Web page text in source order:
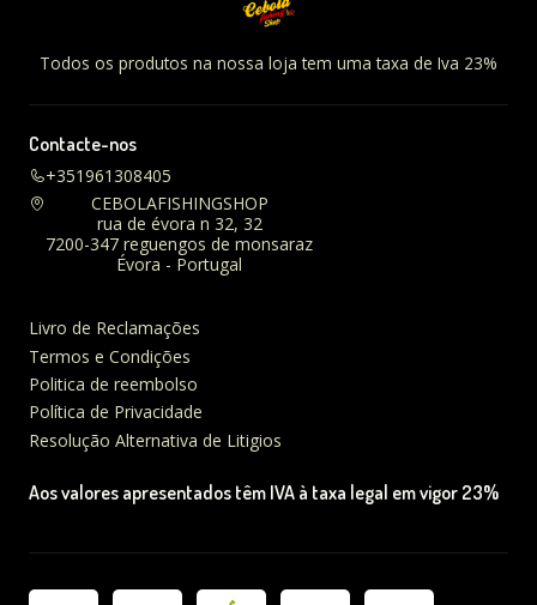
Todos os produtos na nossa loja tem uma taxa de Iva 23%
Contacte-nos
+351961308405
CEBOLAFISHINGSHOP
rua de évora n 32, 32
7200-347 reguengos de monsaraz
Évora - Portugal
Livro de Reclamações
Termos e Condições
Politica de reembolso
Política de Privacidade
Resolução Alternativa de Litigios
Aos valores apresentados têm IVA à taxa legal em vigor 23%